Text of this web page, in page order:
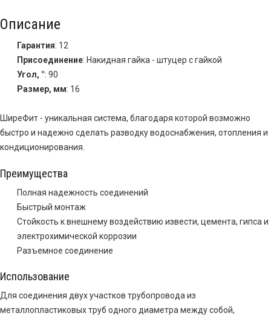
Описание
Гарантия: 12
Присоединение: Накидная гайка - штуцер с гайкой
Угол, °: 90
Размер, мм: 16
ШиреФит - уникальная система, благодаря которой возможно
быстро и надежно сделать разводку водоснабжения, отопления и
кондиционирования.
Преимущества
Полная надежность соединений
Быстрый монтаж
Стойкость к внешнему воздействию извести, цемента, гипса и
электрохимической коррозии
Разъемное соединение
Использование
Для соединения двух участков трубопровода из
металлопластиковых труб одного диаметра между собой,